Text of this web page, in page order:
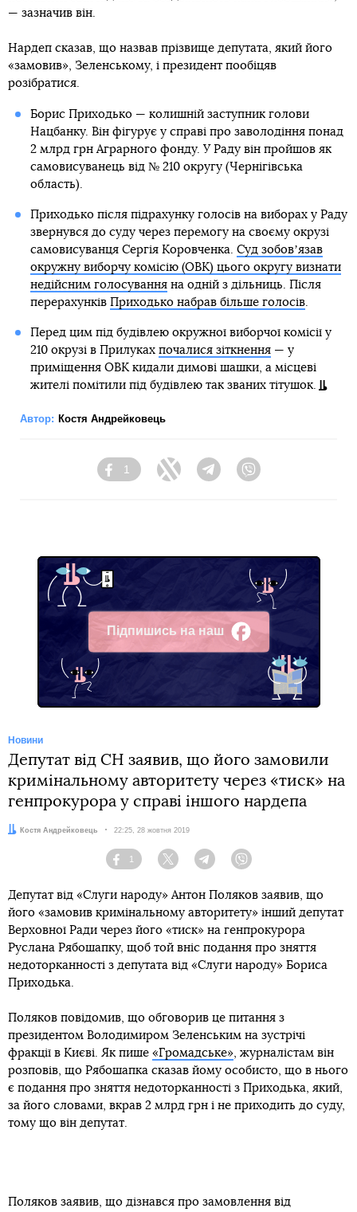
— зазначив він.
Нардеп сказав, що назвав прізвище депутата, який його
«замовив», Зеленському, і президент пообіцяв
розібратися.
Борис Приходько — колишній заступник голови
Нацбанку. Він фігурує у справі про заволодіння понад
2 млрд грн Аграрного фонду. У Раду він пройшов як
самовисуванець від № 210 округу (Чернігівська
область).
Приходько після підрахунку голосів на виборах у Раду
звернувся до суду через перемогу на своєму окрузі
самовисуванця Сергія Коровченка. Суд зобовʼязав
окружну виборчу комісію (ОВК) цього округу визнати
недійсним голосуванняна одній з дільниць. Після
перерахунків Приходько набрав більше голосів.
Перед цим під будівлею окружної виборчої комісії у
210 окрузі в Прилуках почалися зіткнення— у
приміщення ОВК кидали димові шашки, а місцеві
жителі помітили під будівлею так званих тітушок.
Автор: Костя Андрейковець
Facebook
1
Twitter TelegramViber
Підпишись на наш
Facebook
Новини
Депутат від СН заявив, що його замовили
кримінальному авторитету через «тиск» на
генпрокурора у справі іншого нардепа
Автор:Костя Андрейковець Дата:
22:25, 28 жовтня 2019
Facebook
1
Twitter TelegramViber
Депутат від «Слуги народу» Антон Поляков заявив, що
його «замовив кримінальному авторитету» інший депутат
Верховної Ради через його «тиск» на генпрокурора
Руслана Рябошапку, щоб той вніс подання про зняття
недоторканності з депутата від «Слуги народу» Бориса
Приходька.
Поляков повідомив, що обговорив це питання з
президентом Володимиром Зеленським на зустрічі
фракції в Києві. Як пише «Громадське» , журналістам він
розповів, що Рябошапка сказав йому особисто, що в нього
є подання про зняття недоторканності з Приходька, який,
за його словами, вкрав 2 млрд грн і не приходить до суду,
тому що він депутат.
Поляков заявив, що дізнався про замовлення від